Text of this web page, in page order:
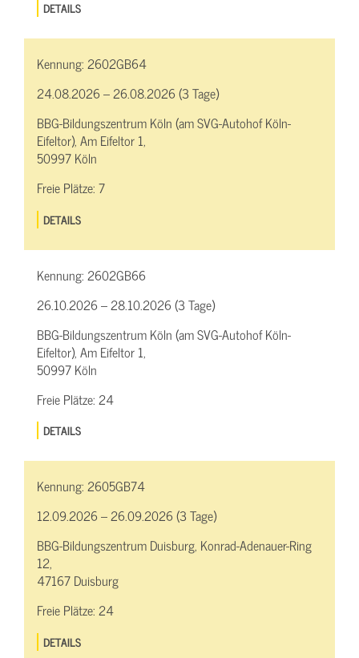
DETAILS
Kennung:2602GB64
24.08.2026 – 26.08.2026 (3 Tage)
BBG-Bildungszentrum Köln (am SVG-Autohof Köln-
Eifeltor), Am Eifeltor 1,
50997 Köln
Freie Plätze:7
DETAILS
Kennung:2602GB66
26.10.2026 – 28.10.2026 (3 Tage)
BBG-Bildungszentrum Köln (am SVG-Autohof Köln-
Eifeltor), Am Eifeltor 1,
50997 Köln
Freie Plätze:24
DETAILS
Kennung:2605GB74
12.09.2026 – 26.09.2026 (3 Tage)
BBG-Bildungszentrum Duisburg, Konrad-Adenauer-Ring
12,
47167 Duisburg
Freie Plätze:24
DETAILS